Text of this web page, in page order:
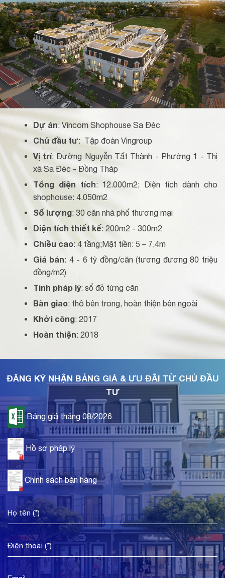
Dự án: Vincom Shophouse Sa Đéc
Chủ đầu tư: Tập đoàn Vingroup
Vị trí: Đường Nguyễn Tất Thành - Phường 1 - Thị
xã Sa Đéc - Đồng Tháp
Tổng diện tích: 12.000m2; Diện tích dành cho
shophouse: 4.050m2
Số lượng: 30 căn nhà phố thương mại
Diện tích thiết kế: 200m2 - 300m2
Chiều cao: 4 tầng;Mặt tiền: 5 – 7,4m
Giá bán: 4 - 6 tỷ đồng/căn (tương đương 80 triệu
đồng/m2)
Tính pháp lý: sổ đỏ từng căn
Bàn giao: thô bên trong, hoàn thiện bên ngoài
Khởi công: 2017
Hoàn thiện: 2018
ĐĂNG KÝ NHẬN BẢNG GIÁ & ƯU ĐÃI TỪ CHỦ ĐẦU
TƯ
Bảng giá tháng 08/2026
Hồ sơ pháp lý
Chính sách bán hàng